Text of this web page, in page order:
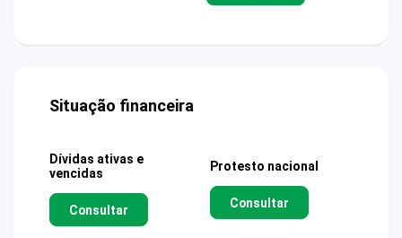
Situação financeira
Dívidas ativas e
vencidas
Consultar
Protesto nacional
Consultar